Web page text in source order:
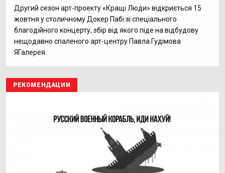
Другий сезон арт-проекту «Кращі Люди» відкриється 15
жовтня у столичному Докер Пабі зі спеціального
благодійного концерту, збір від якого піде на відбудову
нещодавно спаленого арт-центру Павла Гудімова
ЯГалерея.
РЕКОМЕНДАЦИИ